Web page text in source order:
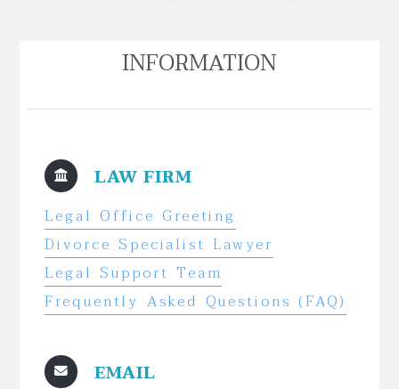
INFORMATION
LAW FIRM
Legal Office Greeting
Divorce Specialist Lawyer
Legal Support Team
Frequently Asked Questions (FAQ)
EMAIL